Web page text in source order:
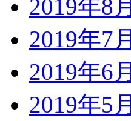
2019年8月
2019年7月
2019年6月
2019年5月